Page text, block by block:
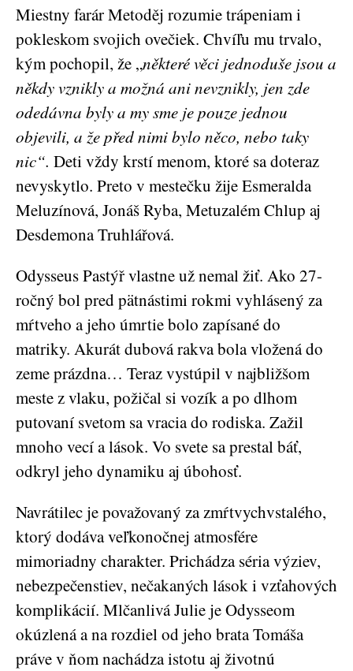
Miestny farár Metoděj rozumie trápeniam i
pokleskom svojich ovečiek. Chvíľu mu trvalo,
kým pochopil, že „některé věci jednoduše jsou a
někdy vznikly a možná ani nevznikly, jen zde
odedávna byly a my sme je pouze jednou
objevili, a že před nimi bylo něco, nebo taky
nic“. Deti vždy krstí menom, ktoré sa doteraz
nevyskytlo. Preto v mestečku žije Esmeralda
Meluzínová, Jonáš Ryba, Metuzalém Chlup aj
Desdemona Truhlářová.
Odysseus Pastýř vlastne už nemal žiť. Ako 27-
ročný bol pred pätnástimi rokmi vyhlásený za
mŕtveho a jeho úmrtie bolo zapísané do
matriky. Akurát dubová rakva bola vložená do
zeme prázdna… Teraz vystúpil v najbližšom
meste z vlaku, požičal si vozík a po dlhom
putovaní svetom sa vracia do rodiska. Zažil
mnoho vecí a lások. Vo svete sa prestal báť,
odkryl jeho dynamiku aj úbohosť.
Navrátilec je považovaný za zmŕtvychvstalého,
ktorý dodáva veľkonočnej atmosfére
mimoriadny charakter. Prichádza séria výziev,
nebezpečenstiev, nečakaných lások i vzťahových
komplikácií. Mlčanlivá Julie je Odysseom
okúzlená a na rozdiel od jeho brata Tomáša
práve v ňom nachádza istotu aj životnú